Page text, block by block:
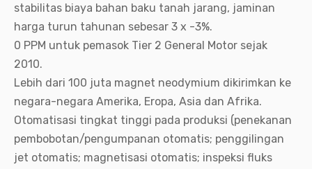
stabilitas biaya bahan baku tanah jarang, jaminan
harga turun tahunan sebesar 3 x -3%.
0 PPM untuk pemasok Tier 2 General Motor sejak
2010.
Lebih dari 100 juta magnet neodymium dikirimkan ke
negara-negara Amerika, Eropa, Asia dan Afrika.
Otomatisasi tingkat tinggi pada produksi (penekanan
pembobotan/pengumpanan otomatis; penggilingan
jet otomatis; magnetisasi otomatis; inspeksi fluks